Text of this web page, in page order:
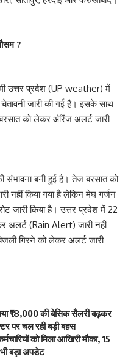
?
उत्तर प्रदेश (UP weather) में
जारी की गई है। इसके साथ
को लेकर ऑरेंज अलर्ट जारी
संभावना बनी हुई है। तेज बरसात को
नहीं किया गया है लेकिन मेघ गर्जन
जारी किया है। उत्तर प्रदेश में 22
अलर्ट (Rain Alert) जारी नहीं
गिरने को लेकर अलर्ट जारी
₹18,000 की बेसिक सैलरी बढ़कर
पर चल रही बड़ी बहस
को मिला आखिरी मौका, 15
बड़ा अपडेट